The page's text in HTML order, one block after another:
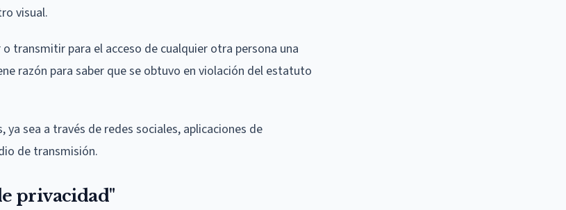
visual.
transmitir para el acceso de cualquier otra persona una
razón para saber que se obtuvo en violación del estatuto
sea a través de redes sociales, aplicaciones de
de transmisión.
privacidad"